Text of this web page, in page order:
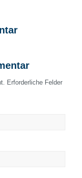
Erforderliche Felder